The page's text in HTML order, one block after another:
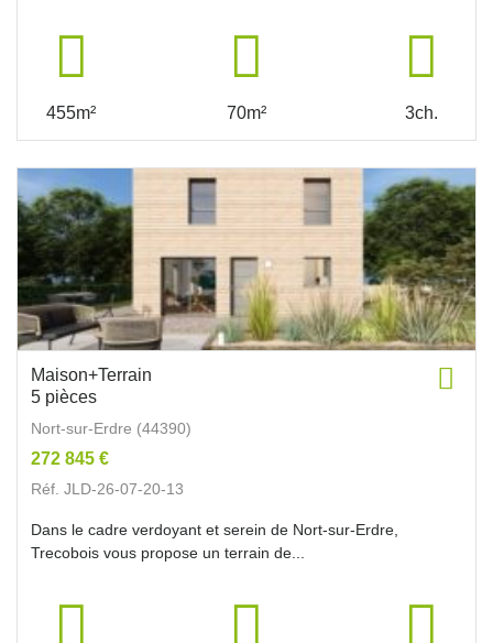
455m² 70m² 3ch.
Maison+Terrain
5 pièces
Nort-sur-Erdre (44390)
272 845 €
Réf. JLD-26-07-20-13
Dans le cadre verdoyant et serein de Nort-sur-Erdre,
Trecobois vous propose un terrain de...